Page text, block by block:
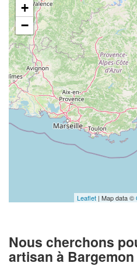
+
−
Leaflet | Map data ©
Nous cherchons
artisan à Bargemon